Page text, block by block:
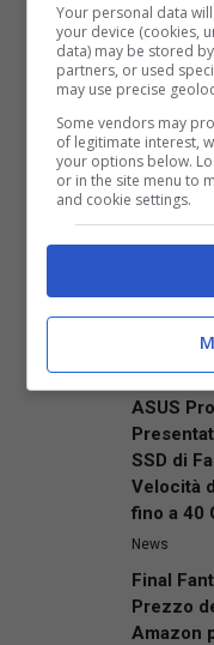
FONTE:
&nbsp;
Articoli
progetto
già al
News
ASUS
SSD di
Velocità
fino a 40
News
Final
Prezzo
Amazon
Your personal data
your device (cookies,
data) may be stored
partners, or used
may use precise
Some vendors may
of legitimate interest,
your options below.
or in the site menu to
and cookie settings.